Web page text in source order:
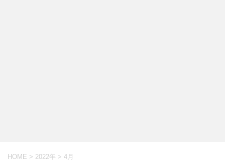
HOME > 2022年 > 4月